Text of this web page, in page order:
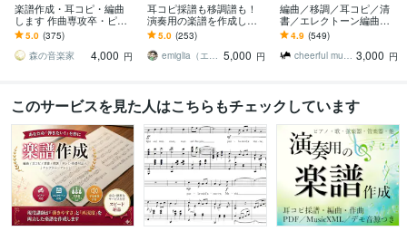
楽譜作成・耳コピ・編曲
します 作曲専攻卒・ピア
ノ・歌もの・管弦楽アレ
ンジ可‼️
5.0 (375)
森の音楽家
4,000 円
耳コピ採譜も移調譜も！
演奏用の楽譜を作成しま
す 管弦楽器もお任せ！歌
ってみた・結婚式余興・
発表会やイベント等
5.0 (253)
emiglia（エミリア） 5,000 円
編曲／移調／耳コピ／清
書／エレクトーン編曲し
ます 音声つきで簡単確認
♪レベルにぴったりのアレ
ンジが得意です！
4.9 (549)
cheerful music｜音楽講師 3,000 円
このサービスを見た人はこちらもチェックしています